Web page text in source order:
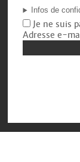
Infos de
Je ne suis
Adresse e-